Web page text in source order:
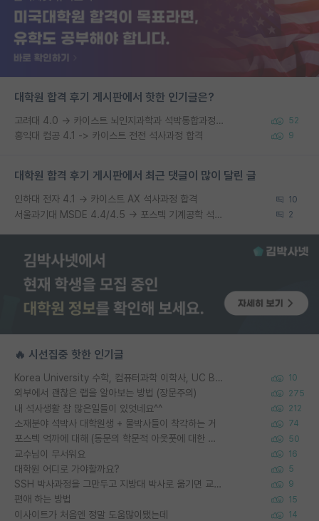
대학원 합격 후기 게시판에서 핫한 인기글은?
고려대 4.0 → 카이스트 뇌인지과학과 석박통합과정 합격 52
홍익대 컴공 4.1 -> 카이스트 전전 석사과정 합격 9
대학원 합격 후기 게시판에서 최근 댓글이 많이 달린 글
인하대 전자 4.1 → 카이스트 AX 석사과정 합격 10
서울과기대 MSDE 4.4/4.5 → 포스텍 기계공학 석사과정 합 2
🔥 시선집중 핫한 인기글
Korea University 수학, 컴퓨터과학 이학사, UC Berkeley 산업공학 대학원 공학박사가 되는 것은 쉽지 않겠죠? 10
외부에서 괜찮은 랩을 알아보는 방법 (장문주의) 275
내 석사생활 참 많은일들이 있엇네요^^ 212
소재분야 석박사 대학원생 + 물박사들이 착각하는 거 74
포스텍 억까에 대해 (동문의 학문적 아웃풋에 대한 반박) 50
교수님이 무서워요 16
대학원 어디로 가야할까요? 5
SSH 박사과정을 그만두고 지방대 박사로 옮기면 교수의 꿈은 끝일까요? 9
편애 하는 방법 15
이사이트가 처음엔 정말 도움많이됐는데 14